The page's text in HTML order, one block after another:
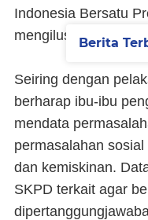
Indonesia Bersatu
mengilustrasikan.
Seiring dengan
berharap ibu-ibu
mendata
permasalahan
dan kemiskinan.
SKPD terkait agar
Berita